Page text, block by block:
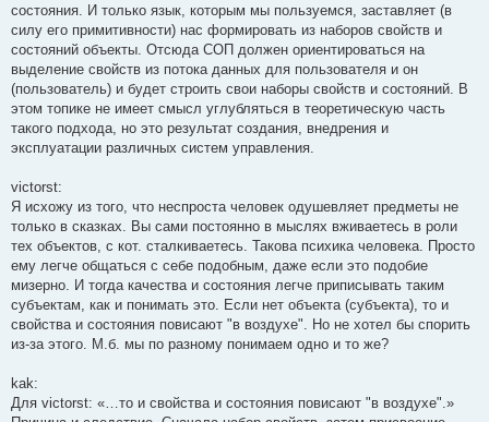
состояния. И только язык, которым мы пользуемся, заставляет (в
силу его примитивности) нас формировать из наборов свойств и
состояний объекты. Отсюда СОП должен ориентироваться на
выделение свойств из потока данных для пользователя и он
(пользователь) и будет строить свои наборы свойств и состояний. В
этом топике не имеет смысл углубляться в теоретическую часть
такого подхода, но это результат создания, внедрения и
эксплуатации различных систем управления.
victorst:
Я исхожу из того, что неспроста человек одушевляет предметы не
только в сказках. Вы сами постоянно в мыслях вживаетесь в роли
тех объектов, с кот. сталкиваетесь. Такова психика человека. Просто
ему легче общаться с себе подобным, даже если это подобие
мизерно. И тогда качества и состояния легче приписывать таким
субъектам, как и понимать это. Если нет объекта (субъекта), то и
свойства и состояния повисают "в воздухе". Но не хотел бы спорить
из-за этого. М.б. мы по разному понимаем одно и то же?
kak:
Для victorst: «…то и свойства и состояния повисают "в воздухе".»